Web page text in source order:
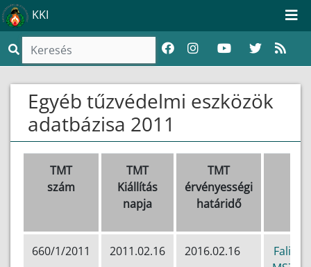
KKI
Egyéb tűzvédelmi eszközök
adatbázisa 2011
TMT
szám
TMT
Kiállítás
napja
TMT
érvényességi
határidő
660/1/2011 2011.02.16 2016.02.16